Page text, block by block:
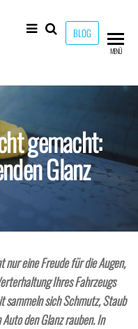
und mehr!
BLOG
MENÜ
gemacht:
Glanz
nur eine Freude für die Augen,
Ihres Fahrzeugs
sammeln sich Schmutz, Staub
den Glanz rauben. In